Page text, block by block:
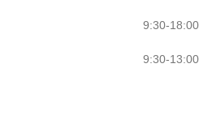
9:30-18:00
9:30-13:00